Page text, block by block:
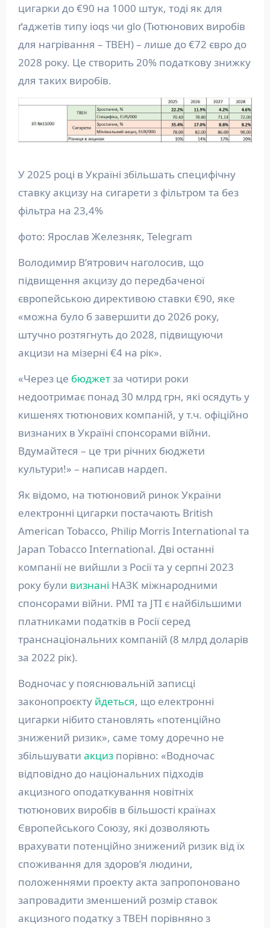
цигарки до €90 на 1000 штук, тоді як для
ґаджетів типу ioqs чи glo (Тютюнових виробів
для нагрівання – ТВЕН) – лише до €72 євро до
2028 року. Це створить 20% податкову знижку
для таких виробів.
У 2025 році в Україні збільшать специфічну
ставку акцизу на сигарети з фільтром та без
фільтра на 23,4%
фото: Ярослав Железняк, Telegram
Володимир Вʼятрович наголосив, що
підвищення акцизу до передбаченої
європейською директивою ставки €90, яке
«можна було б завершити до 2026 року,
штучно розтягнуть до 2028, підвищуючи
акцизи на мізерні €4 на рік».
«Через це бюджетза чотири роки
недоотримає понад 30 млрд грн, які осядуть у
кишенях тютюнових компаній, у т.ч. офіційно
визнаних в Україні спонсорами війни.
Вдумайтеся – це три річних бюджети
культури!» – написав нардеп.
Як відомо, на тютюновий ринок України
електронні цигарки постачають British
American Tobacco, Philip Morris International та
Japan Tobacco International. Дві останні
компанії не вийшли з Росії та у серпні 2023
року були визнані НАЗК міжнародними
спонсорами війни. PMI та JTI є найбільшими
платниками податків в Росії серед
транснаціональних компаній (8 млрд доларів
за 2022 рік).
Водночас у пояснювальній записці
законопроєкту йдеться, що електронні
цигарки нібито становлять «потенційно
знижений ризик», саме тому доречно не
збільшувати акцизпорівно: «Водночас
відповідно до національних підходів
акцизного оподаткування новітніх
тютюнових виробів в більшості країнах
Європейського Союзу, які дозволяють
врахувати потенційно знижений ризик від їх
споживання для здоров’я людини,
положеннями проекту акта запропоновано
запровадити зменшений розмір ставок
акцизного податку з ТВЕН порівняно з